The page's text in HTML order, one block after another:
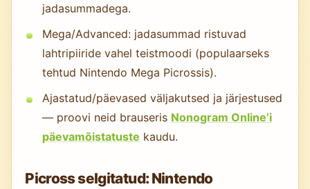
jadasummadega.
Mega/Advanced: jadasummad ristuvad
lahtripiiride vahel teistmoodi (populaarseks
tehtud Nintendo Mega Picrossis).
Ajastatud/päevased väljakutsed ja järjestused
— proovi neid brauseris Nonogram Online’i
päevamõistatuste kaudu.
Picross selgitatud: Nintendo